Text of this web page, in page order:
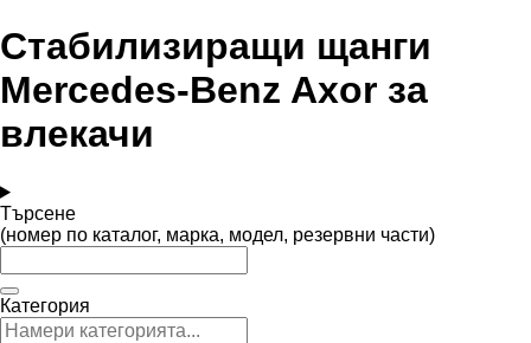
Стабилизиращи щанги
Mercedes-Benz Axor за
влекачи
Търсене
(номер по каталог, марка, модел, резервни части)
Категория